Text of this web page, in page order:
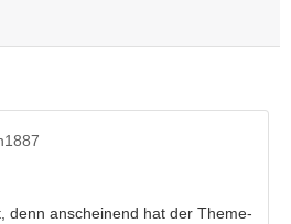
denn anscheinend hat der Theme-